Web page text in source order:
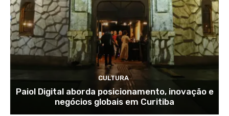
CULTURA
Paiol Digital aborda posicionamento, inovação e
negócios globais em Curitiba